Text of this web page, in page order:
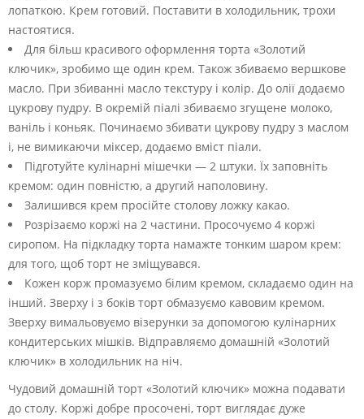
лопаткою. Крем готовий. Поставити в холодильник, трохи
настоятися.
Для більш красивого оформлення торта «Золотий
ключик», зробимо ще один крем. Також збиваємо вершкове
масло. При збиванні масло текстуру і колір. До олії додаємо
цукрову пудру. В окремій піалі збиваємо згущене молоко,
ваніль і коньяк. Починаємо збивати цукрову пудру з маслом
і, не вимикаючи міксер, додаємо вміст піали.
Підготуйте кулінарні мішечки — 2 штуки. Їх заповніть
кремом: один повністю, а другий наполовину.
Залишився крем просійте столову ложку какао.
Розрізаємо коржі на 2 частини. Просочуємо 4 коржі
сиропом. На підкладку торта намажте тонким шаром крем:
для того, щоб торт не зміщувався.
Кожен корж промазуємо білим кремом, складаємо один на
інший. Зверху і з боків торт обмазуємо кавовим кремом.
Зверху вимальовуємо візерунки за допомогою кулінарних
кондитерських мішків. Відправляємо домашній «Золотий
ключик» в холодильник на ніч.
Чудовий домашній торт «Золотий ключик» можна подавати
до столу. Коржі добре просочені, торт виглядає дуже